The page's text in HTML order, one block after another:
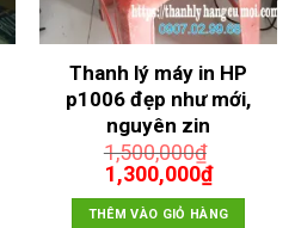
Thanh lý máy in HP
p1006 đẹp như mới,
nguyên zin
1,500,000₫
Giá
gốc
là:
1,300,000₫Giá
hiện
tại
THÊM VÀO GIỎ HÀNG